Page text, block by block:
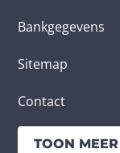
Bankgegevens
Sitemap
Contact
TOON MEER